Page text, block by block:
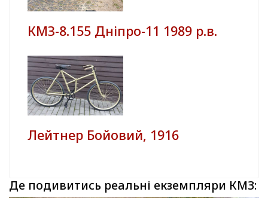
КМЗ-8.155 Дніпро-11 1989 р.в.
Лейтнер Бойовий, 1916
Де подивитись реальні екземпляри КМЗ: